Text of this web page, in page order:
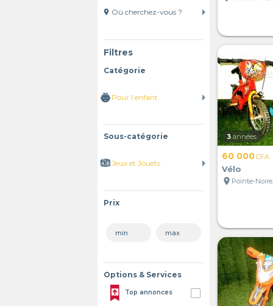
location_on
Filtres
Catégorie
Sous-catégorie
Prix
Options & Services
Top annonces
3 années
60 000CFA
Vélo
location_on Pointe-